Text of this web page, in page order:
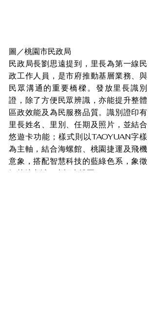
圖／桃園市民政局
民政局長劉思遠提到，里長為第一線民
政工作人員，是市府推動基層業務、與
民眾溝通的重要橋樑。發放里長識別
證，除了方便民眾辨識，亦能提升整體
區政效能及為民服務品質。識別證印有
里長姓名、里別、任期及照片，並結合
悠遊卡功能；樣式則以TAOYUAN字樣
為主軸，結合海螺館、桃園捷運及飛機
意象，搭配智慧科技的藍綠色系，象徵
智慧航空城、幸福大桃園。